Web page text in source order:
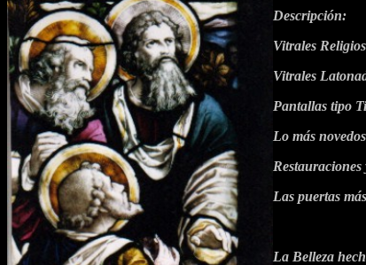
Descripción:
Vitrales
Vitrales
Pantallas tipo
Lo más
Las puertas
La Belleza